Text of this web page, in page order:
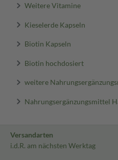
Weitere Vitamine
Kieselerde Kapseln
Biotin Kapseln
Biotin hochdosiert
weitere
Nahrungsergänzungsmittel
Versandarten
i.d.R. am nächsten Werktag